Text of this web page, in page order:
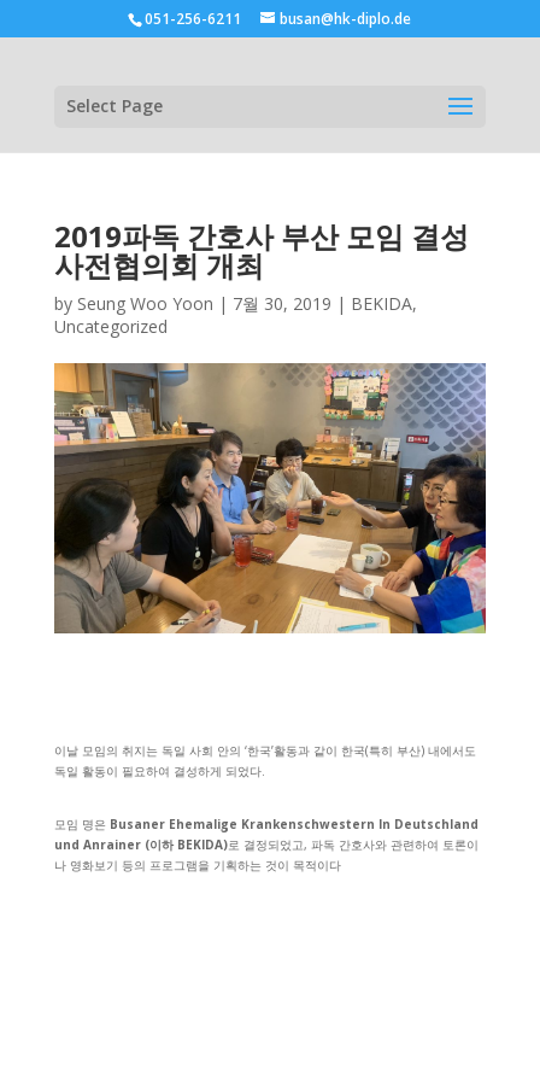
051-256-6211 busan@hk-diplo.de
Select Page
2019파독 간호사 부산 모임 결성
사전협의회 개최
by Seung Woo Yoon | 7월 30, 2019 | BEKIDA,
Uncategorized
이날 모임의 취지는 독일 사회 안의 ‘한국’활동과 같이 한국(특히 부산) 내에서도
독일 활동이 필요하여 결성하게 되었다.
모임 명은 Busaner Ehemalige Krankenschwestern In Deutschland
und Anrainer (이하 BEKIDA)로 결정되었고, 파독 간호사와 관련하여 토론이
나 영화보기 등의 프로그램을 기획하는 것이 목적이다